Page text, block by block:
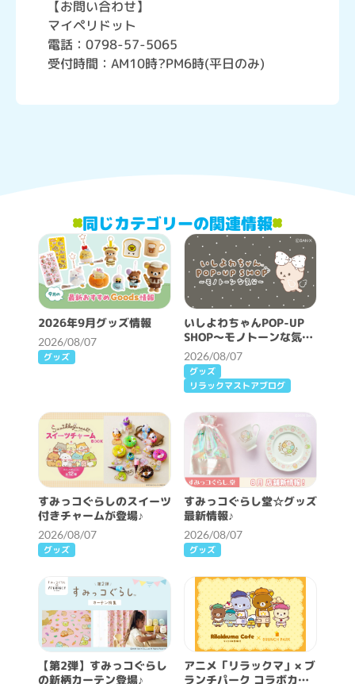
【お問い合わせ】
マイペリドット
電話：0798-57-5065
受付時間：AM10時?PM6時(平日のみ)
同じカテゴリーの関連情報
2026年9月グッズ情報
2026/08/07
グッズ
いしよわちゃんPOP-UP
SHOP～モノトーンな気分
～開催決定！
2026/08/07
グッズ
リラックマストアブログ
すみっコぐらしのスイーツ
付きチャームが登場♪
2026/08/07
グッズ
すみっコぐらし堂☆グッズ
最新情報♪
2026/08/07
グッズ
【第2弾】すみっコぐらし
の新柄カーテン登場♪
アニメ「リラックマ」× ブ
ランチパーク コラボカフ